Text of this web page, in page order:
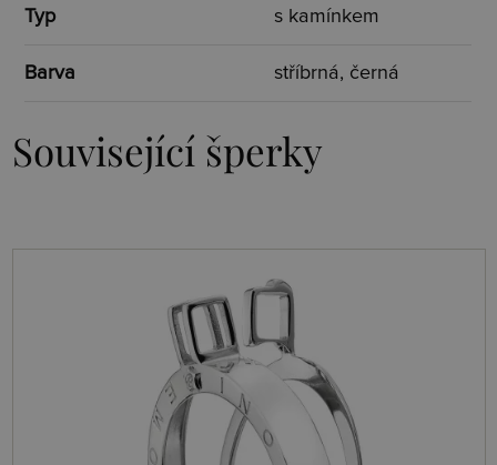
Typ s kamínkem
Barva stříbrná, černá
Související šperky